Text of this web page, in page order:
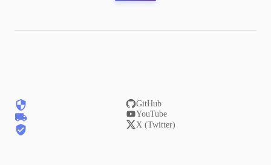
GitHub
YouTube
X (Twitter)